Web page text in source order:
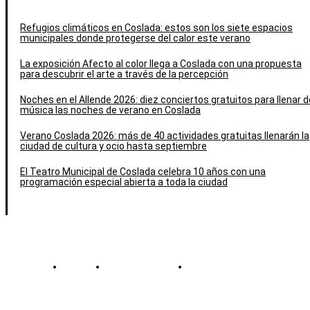
Refugios climáticos en Coslada: estos son los siete espacios
municipales donde protegerse del calor este verano
La exposición Afecto al color llega a Coslada con una propuesta
para descubrir el arte a través de la percepción
Noches en el Allende 2026: diez conciertos gratuitos para llenar
música las noches de verano en Coslada
Verano Coslada 2026: más de 40 actividades gratuitas llenarán la
ciudad de cultura y ocio hasta septiembre
El Teatro Municipal de Coslada celebra 10 años con una
programación especial abierta a toda la ciudad
Contacto Política de cookies